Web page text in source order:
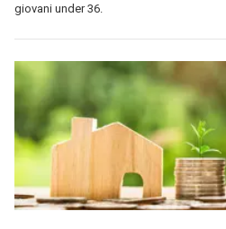
giovani under 36.